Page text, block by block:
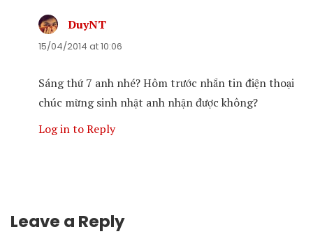
DuyNT
15/04/2014 at 10:06
Sáng thứ 7 anh nhé? Hôm trước nhắn tin điện thoại
chúc mừng sinh nhật anh nhận được không?
Log in to Reply
Leave a Reply